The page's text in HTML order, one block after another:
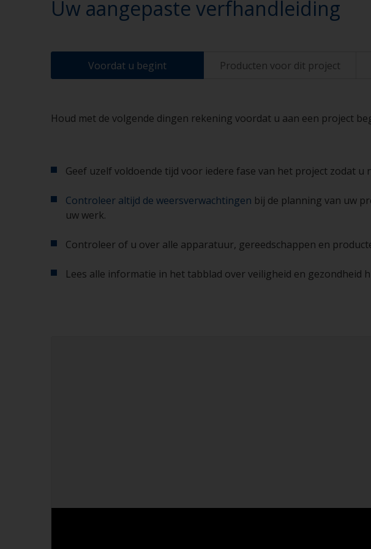
Uw aangepaste verfhandleiding
Voordat u begint Producten voor dit project
Houd met de volgende dingen rekening voordat u aan een project
Geef uzelf voldoende tijd voor iedere fase van het project zodat u
Controleer altijd de weersverwachtingen bij de planning van uw
uw werk.
Controleer of u over alle apparatuur, gereedschappen en
Lees alle informatie in het tabblad over veiligheid en gezondheid